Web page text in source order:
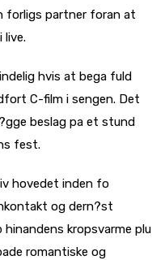
forligs partner foran at
live.
hvis at bega fuld
C-film i sengen. Det
beslag pa et stund
fest.
hovedet inden fo
og dern?st
kropsvarme plu
romantiske og